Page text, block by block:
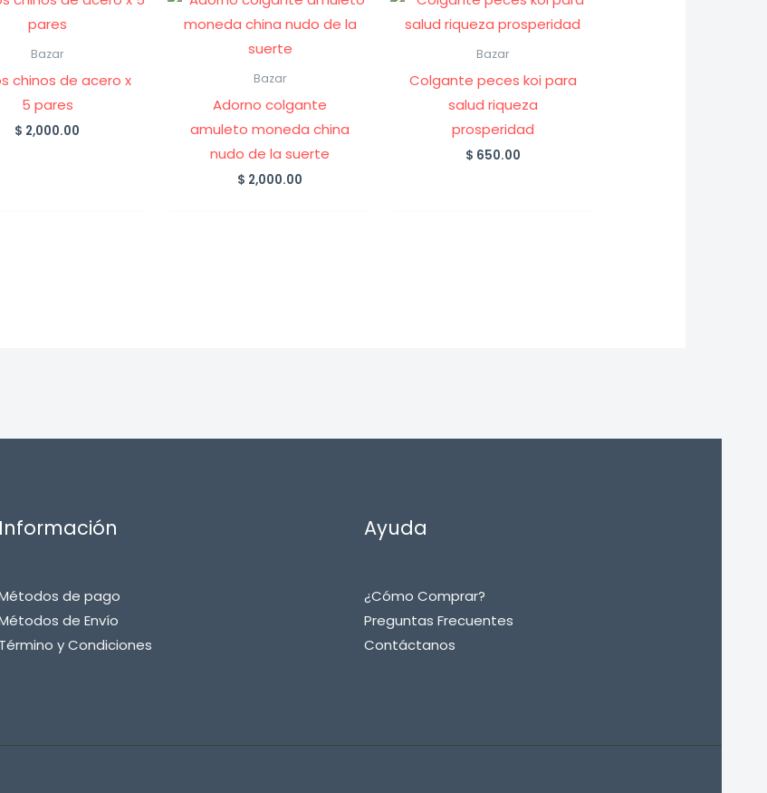
Bazar
chinos de acero x
5 pares
$ 2,000.00
Bazar
Adorno colgante
amuleto moneda china
nudo de la suerte
$ 2,000.00
Bazar
Colgante peces koi para
salud riqueza
prosperidad
$ 650.00
Información
de pago
de Envío
Término y Condiciones
Ayuda
¿Cómo Comprar?
Preguntas Frecuentes
Contáctanos